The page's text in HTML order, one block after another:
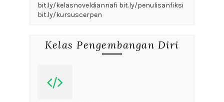
bit.ly/kelasnoveldiannafi bit.ly/penulisanfiksi
bit.ly/kursuscerpen
Kelas Pengembangan Diri